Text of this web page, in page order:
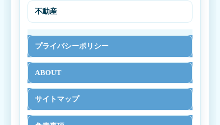
不動産
プライバシーポリシー
ABOUT
サイトマップ